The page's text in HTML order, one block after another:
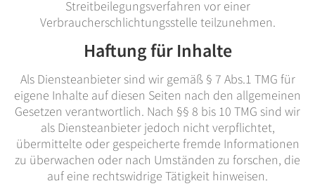
Streitbeilegungsverfahren vor einer
Verbraucherschlichtungsstelle teilzunehmen.
Haftung für Inhalte
Als Diensteanbieter sind wir gemäß § 7 Abs.1 TMG für
eigene Inhalte auf diesen Seiten nach den allgemeinen
Gesetzen verantwortlich. Nach §§ 8 bis 10 TMG sind wir
als Diensteanbieter jedoch nicht verpflichtet,
übermittelte oder gespeicherte fremde Informationen
zu überwachen oder nach Umständen zu forschen, die
auf eine rechtswidrige Tätigkeit hinweisen.